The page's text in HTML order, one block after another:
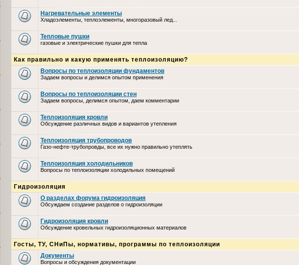
Нагревательные элементы
Хладоэлементы, теплоэлементы, многоразовый лед...
Тепловые пушки
газовые и электрические пушки для тепла
Как правильно и какую применять теплоизоляцию?
Вопросы по теплоизоляции фундаментов
Задаем вопросы и делимся опытом применения
Вопросы по теплоизоляции стен
Задаем вопросы, делимся опытом, даем комментарии
Теплоизоляция кровли
Обсуждение различных видов и вариантов утепления
Теплоизоляция трубопроводов
Газо-нефте-трубопровды, все их нужно правильно утеплять
Теплоизоляция холодильников
Вопросы по теплоизоляции холодильных помещений
Гидроизоляция
О разделах форума гидроизоляция
Обсуждаем создание разделов о гидроизоляции
Гидроизоляция кровли
Обсуждение кровельных гидроизоляционных материалов
Госты, ТУ, СНиПы, нормативы, программы по теплоизоляции
Документы
Вопросы и обсуждения документации